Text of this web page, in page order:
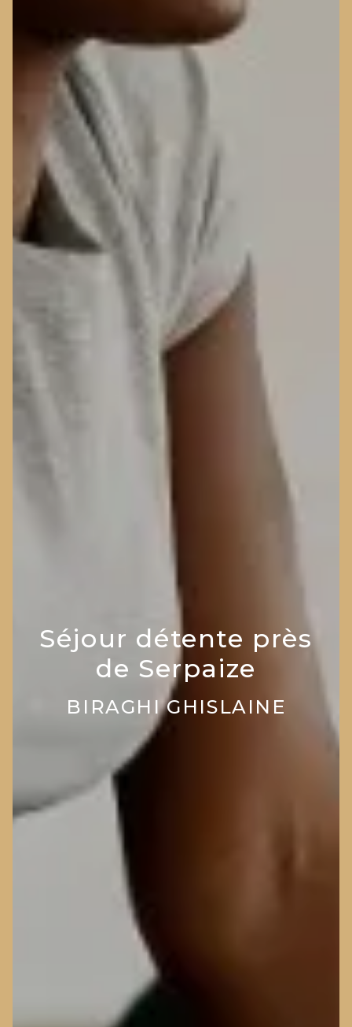
Séjour détente près
de Serpaize
BIRAGHI GHISLAINE